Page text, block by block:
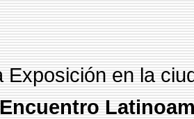
Exposición en la